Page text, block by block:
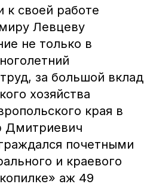
своей работе
Левцеву
не только в
за большой вклад
хозяйства
края в
Дмитриевич
почетными
и краевого
аж 49